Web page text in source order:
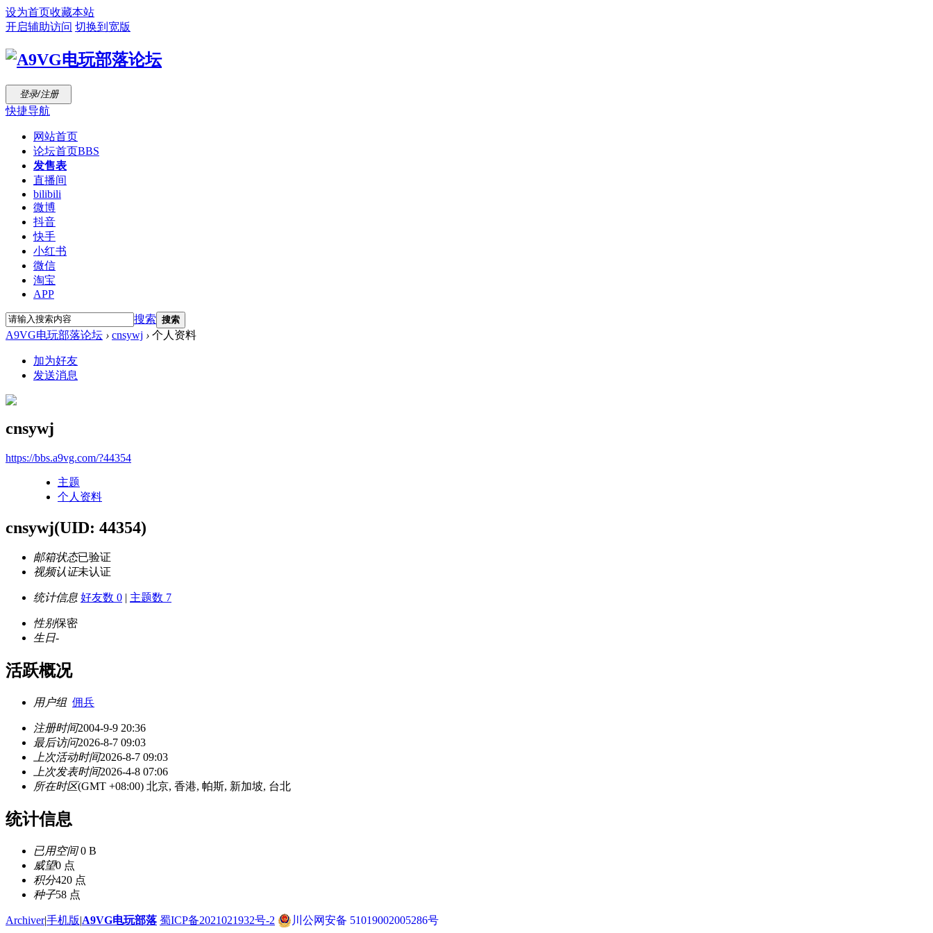
设为首页收藏本站
开启辅助访问 切换到宽版
登录/注册
快捷导航
网站首页
论坛首页BBS
发售表
直播间
bilibili
微博
抖音
快手
小红书
微信
淘宝
APP
搜索 搜索
A9VG电玩部落论坛 › cnsywj › 个人资料
加为好友
发送消息
cnsywj
https://bbs.a9vg.com/?44354
主题
个人资料
cnsywj(UID: 44354)
邮箱状态已验证
视频认证未认证
统计信息 好友数 0 | 主题数 7
性别保密
生日-
活跃概况
用户组 佣兵
注册时间2004-9-9 20:36
最后访问2026-8-7 09:03
上次活动时间2026-8-7 09:03
上次发表时间2026-4-8 07:06
所在时区(GMT +08:00) 北京, 香港, 帕斯, 新加坡, 台北
统计信息
已用空间0 B
威望0 点
积分420 点
种子58 点
Archiver|手机版|A9VG电玩部落 蜀ICP备2021021932号-2 川公网安备 51019002005286号